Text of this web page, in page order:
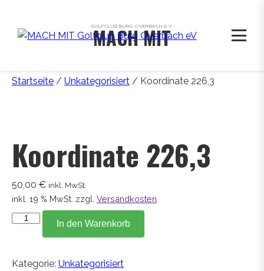
GOLFCLUB BURG OVERBACH E.V.
MACH MIT
Startseite / Unkategorisiert / Koordinate 226,3
Koordinate 226,3
50,00 € inkl. MwSt.
inkl. 19 % MwSt. zzgl. Versandkosten
Koordinate
In den Warenkorb
Kategorie: Unkategorisiert